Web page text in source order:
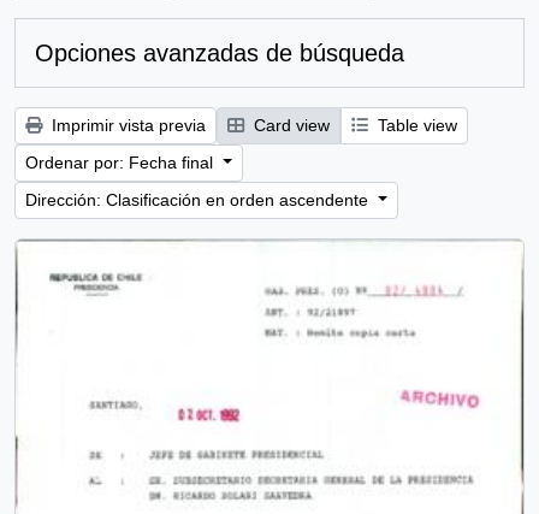
Opciones avanzadas de búsqueda
Imprimir vista previa Card view
Table view
Ordenar por: Fecha final
Dirección: Clasificación en orden ascendente